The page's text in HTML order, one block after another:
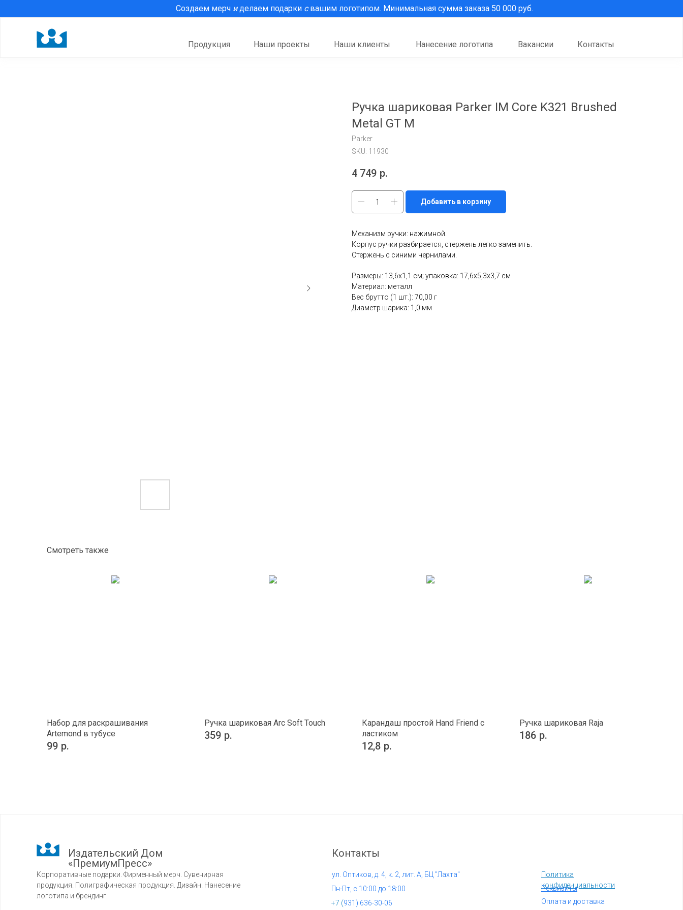
Продукция Наши клиенты
Наши проекты Вакансии Контакты
Нанесение логотипа
Создаем мерч иделаем подарки свашим логотипом. Минимальная сумма заказа 50 000 руб.
Ручка шариковая Parker IM Core K321 Brushed
Metal GT M
Parker
SKU: 11930
4 749 р.
Добавить в корзину
Механизм ручки: нажимной.
Корпус ручки разбирается, стержень легко заменить.
Стержень с синими чернилами.
Размеры: 13,6x1,1 см; упаковка: 17,6x5,3x3,7 см
Материал: металл
Вес брутто (1 шт.): 70,00 г
Диаметр шарика: 1,0 мм
Смотреть также
Набор для раскрашивания
Artemond в тубусе
99 р.
Ручка шариковая Arc Soft Touch
359 р.
Карандаш простой Hand Friend с
ластиком
12,8 р.
Ручка шариковая Raja
186 р.
Издательский Дом
«ПремиумПресс»
Корпоративные подарки. Фирменный мерч. Сувенирная
продукция. Полиграфическая продукция. Дизайн. Нанесение
логотипа и брендинг.
Контакты
Политика
конфиденциальности
+7 (931) 636-30-06
Реквизиты
ул. Оптиков, д. 4, к. 2, лит. А, БЦ "Лахта"
Оплата и доставка
Пн-Пт, с 10:00 до 18:00